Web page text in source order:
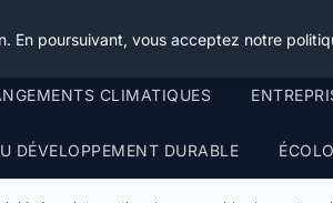
CLIMATIQUES
DÉVELOPPEMENT DURABLE
En poursuivant, vous acceptez notre